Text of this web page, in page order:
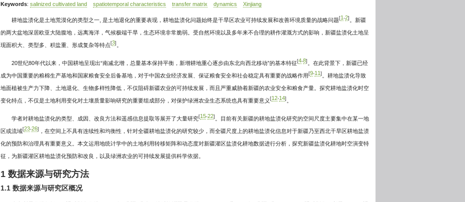
Keywords: salinized cultivated land spatiotemporal characteristics transfer matrix dynamics Xinjiang
耕地盐渍化是土地荒漠化的类型之一, 是土地退化的重要表现，耕地盐渍化问题始终是干旱区农业可持续发展和改善环境质量的战略问题 1-2] 。新疆
的两大盆地深居欧亚大陆腹地，远离海洋，气候极端干旱，生态环境非常脆弱。受自然环境以及多年来不合理的耕作灌溉方式的影响，新疆盐渍化土地呈
现面积大、类型多、积盐重、形成复杂等特点 3]
20世纪80年代以来，中国耕地呈现出“南减北增，总量基本保持平衡，新增耕地重心逐步由东北向西北移动”的基本特征[ 4-8] 。在此背景下，新疆已经
成为中国重要的粮棉生产基地和国家粮食安全后备基地，对于中国农业经济发展、保证粮食安全和社会稳定具有重要的战略作用 9-11] 。耕地盐渍化导致
地面植被生产力下降、土地退化、生物多样性降低，不仅阻碍新疆农业的可持续发展，而且严重威胁着新疆的农业安全和粮食产量。探究耕地盐渍化时空
变化特点，不仅是土地利用变化对土壤质量影响研究的重要组成部分，对保护绿洲农业生态系统也具有重要意义 12-14]
学者对耕地盐渍化的类型、成因、改良方法和遥感信息提取等展开了大量研究[ 15-22] 。目前有关新疆的耕地盐渍化研究的空间尺度主要集中在某一地
区或流域[ 23-26] ，在空间上不具有连续性和均衡性，针对全疆耕地盐渍化的研究较少，而全疆尺度上的耕地盐渍化信息对于新疆乃至西北干旱区耕地盐渍
化的预防和治理具有重要意义。本文运用地统计学中的土地利用转移矩阵和动态度对新疆灌区盐渍化耕地数据进行分析，探究新疆盐渍化耕地时空演变特
征，为新疆灌区耕地盐渍化预防和改良，以及绿洲农业的可持续发展提供科学依据。
1 数据来源与研究方法
1.1 数据来源与研究区概况